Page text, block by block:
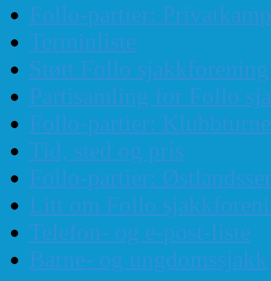
Follo-partier:
Terminliste
Støtt Follo
Partisamling for Follo
Follo-partier:
Tid, sted og pris
Follo-partier:
Litt om Follo
Telefon- og e-post-liste
Barne- og ungdomssjakk